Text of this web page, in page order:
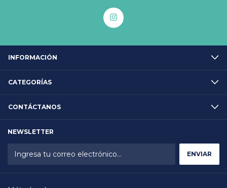
INFORMACIÓN
CATEGORÍAS
CONTÁCTANOS
NEWSLETTER